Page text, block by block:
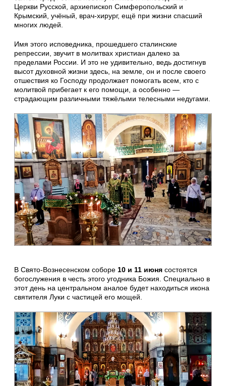
Церкви Русской, архиепископ Симферопольский и
Крымский, учёный, врач-хирург, ещё при жизни спасший
многих людей.
Имя этого исповедника, прошедшего сталинские
репрессии, звучит в молитвах христиан далеко за
пределами России. И это не удивительно, ведь достигнув
высот духовной жизни здесь, на земле, он и после своего
отшествия ко Господу продолжает помогать всем, кто с
молитвой прибегает к его помощи, а особенно —
страдающим различными тяжёлыми телесными недугами.
В Свято-Вознесенском соборе 10 и 11 июня состоятся
богослужения в честь этого угодника Божия. Специально в
этот день на центральном аналое будет находиться икона
святителя Луки с частицей его мощей.